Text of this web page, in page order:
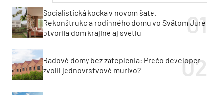
Socialistická kocka v novom šate.
Rekonštrukcia rodinného domu vo Svätom Jure
otvorila dom krajine aj svetlu
Radové domy bez zateplenia: Prečo developer
zvolil jednovrstvové murivo?